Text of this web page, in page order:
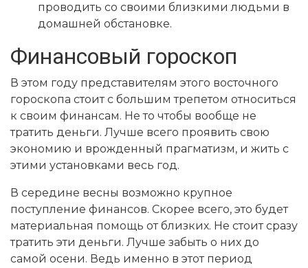
проводить со своими близкими людьми в
домашней обстановке.
Финансовый гороскоп
В этом году представителям этого восточного
гороскопа стоит с большим трепетом относиться
к своим финансам. Не то чтобы вообще не
тратить деньги. Лучше всего проявить свою
экономию и врожденный прагматизм, и жить с
этими установками весь год.
В середине весны возможно крупное
поступление финансов. Скорее всего, это будет
материальная помощь от близких. Не стоит сразу
тратить эти деньги. Лучше забыть о них до
самой осени. Ведь именно в этот период